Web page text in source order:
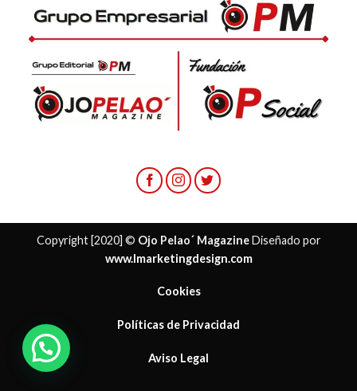
Copyright [2020] © Ojo Pelao´ MagazineDiseñado por
www.lmarketingdesign.com
Cookies
Políticas de Privacidad
Aviso Legal